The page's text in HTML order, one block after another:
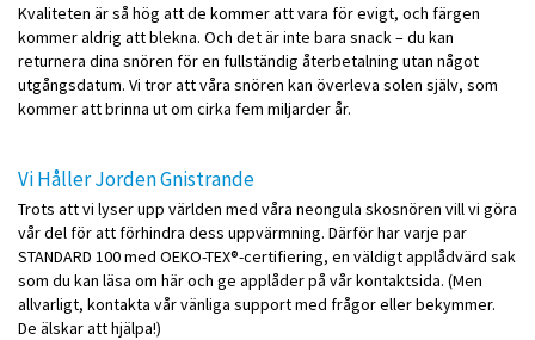
Kvaliteten är så hög att de kommer att vara för evigt, och färgen
kommer aldrig att blekna. Och det är inte bara snack – du kan
returnera dina snören för en fullständig återbetalning utan något
utgångsdatum. Vi tror att våra snören kan överleva solen själv, som
kommer att brinna ut om cirka fem miljarder år.
Vi Håller Jorden Gnistrande
Trots att vi lyser upp världen med våra neongula skosnören vill vi göra
vår del för att förhindra dess uppvärmning. Därför har varje par
STANDARD 100 med OEKO-TEX®-certifiering, en väldigt applådvärd sak
som du kan läsa om här och ge applåder på vår kontaktsida. (Men
allvarligt, kontakta vår vänliga support med frågor eller bekymmer.
De älskar att hjälpa!)